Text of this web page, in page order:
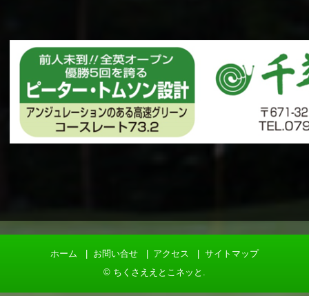
ホーム お問い合せ アクセス
サイトマップ
© ちくさええとこネッと .